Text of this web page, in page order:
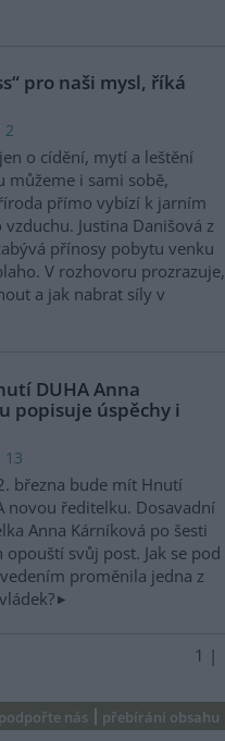
pro naši mysl, říká
2
o cídění, mytí a leštění
i sami sobě,
přímo vybízí k jarním
Justina Danišová z
přínosy pobytu venku
V rozhovoru prozrazuje,
a jak nabrat síly v
DUHA Anna
popisuje úspěchy i
13
března bude mít Hnutí
novou ředitelku. Dosavadní
Anna Kárníková po šesti
opouští svůj post. Jak se pod
proměnila jedna z
1 |
podpořte nás přebírání obsahu